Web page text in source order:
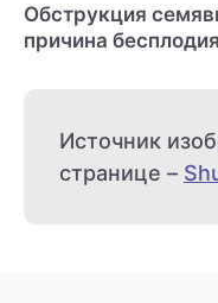
Обструкция
причина бесплодия
Источник
странице –